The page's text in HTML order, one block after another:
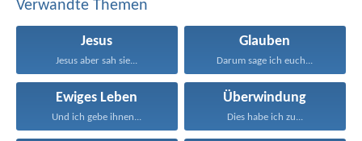
Verwandte Themen
Jesus
Jesus aber sah sie...
Glauben
Darum sage ich euch...
Ewiges Leben
Und ich gebe ihnen...
Überwindung
Dies habe ich zu...